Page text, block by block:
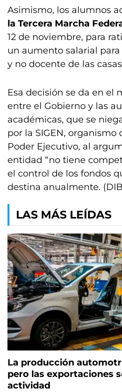
Asimismo, los alumnos
la Tercera Marcha
12 de noviembre, para
un aumento salarial
y no docente de las
Esa decisión se da en el
entre el Gobierno y las
académicas, que se
por la SIGEN,
Poder Ejecutivo, al
entidad “no tiene
el control de los fondos
destina anualmente.
LAS MÁS LEÍDAS
La producción
pero las exportaciones
actividad